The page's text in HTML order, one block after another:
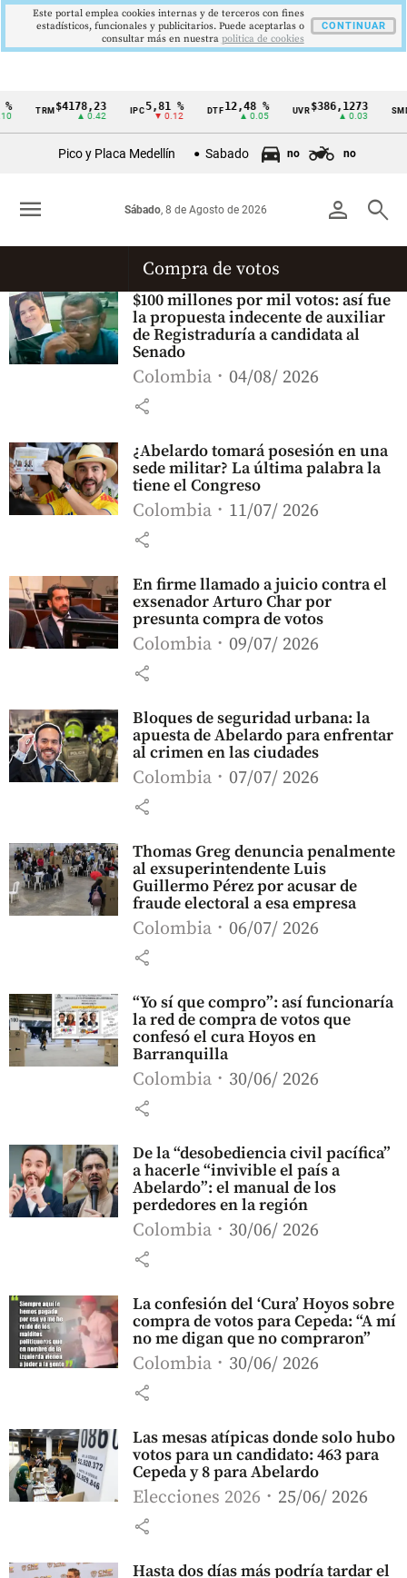
Cintillo
Colombia
TRM$4178,23
▲ 0.42
IPC5,81 %
▼ 0.12
DTF12,48 %
▲ 0.05
UVR$386,1273
▲ 0.03
Pico y Placa Medellín Sabado no no
person search
Sábado, 8 de Agosto de 2026
menu
Compra de votos
$100 millones por mil votos: así fue
la propuesta indecente de auxiliar
de Registraduría a candidata al
Senado
Colombia 04/08/ 2026
share
¿Abelardo tomará posesión en una
sede militar? La última palabra la
tiene el Congreso
Colombia 11/07/ 2026
share
En firme llamado a juicio contra el
exsenador Arturo Char por
presunta compra de votos
Colombia 09/07/ 2026
share
Bloques de seguridad urbana: la
apuesta de Abelardo para enfrentar
al crimen en las ciudades
Colombia 07/07/ 2026
share
Thomas Greg denuncia penalmente
al exsuperintendente Luis
Guillermo Pérez por acusar de
fraude electoral a esa empresa
Colombia 06/07/ 2026
share
“Yo sí que compro”: así funcionaría
la red de compra de votos que
confesó el cura Hoyos en
Barranquilla
Colombia 30/06/ 2026
share
De la “desobediencia civil pacífica”
a hacerle “invivible el país a
Abelardo”: el manual de los
perdedores en la región
Colombia 30/06/ 2026
share
La confesión del ‘Cura’ Hoyos sobre
compra de votos para Cepeda: “A mí
no me digan que no compraron”
Colombia 30/06/ 2026
share
Las mesas atípicas donde solo hubo
votos para un candidato: 463 para
Cepeda y 8 para Abelardo
Elecciones 2026 25/06/ 2026
share
Hasta dos días más podría tardar el
Este portal emplea cookies internas y de terceros con fines
estadísticos, funcionales y publicitarios. Puede aceptarlas o
consultar más en nuestra politica de cookies
CONTINUAR